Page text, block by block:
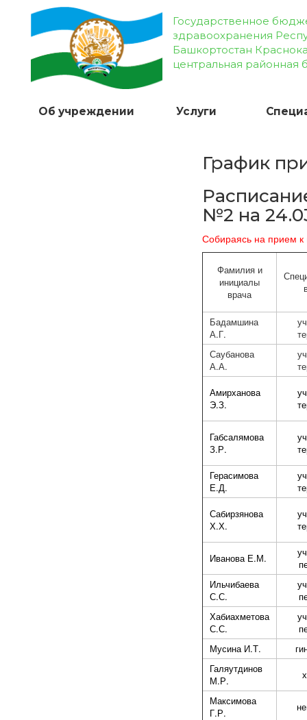
Государственное
здравоохранения
Башкортостан
центральная районная
Об учреждении Услуги
График
№2 на
Собираясь на прием
Фамилия и
инициалы
врача
Бадамшина
А.Г.
Саубанова
А.А.
Амирханова
Э.З.
Габсалямова
З.Р.
Герасимова
Е.Д.
Сабирзянова
Х.Х.
Иванова Е.М.
Ильчибаева
С.С.
Хабиахметова
С.С.
Мусина И.Т.
Галяутдинов
М.Р.
Максимова
Г.Р.